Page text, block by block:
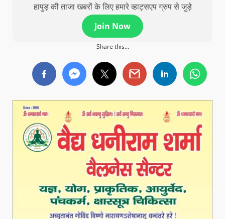
हापुड़ की ताजा खबरों के लिए हमारे व्हाट्सएप ग्रुप से जुड़े
Join Now
Share this...